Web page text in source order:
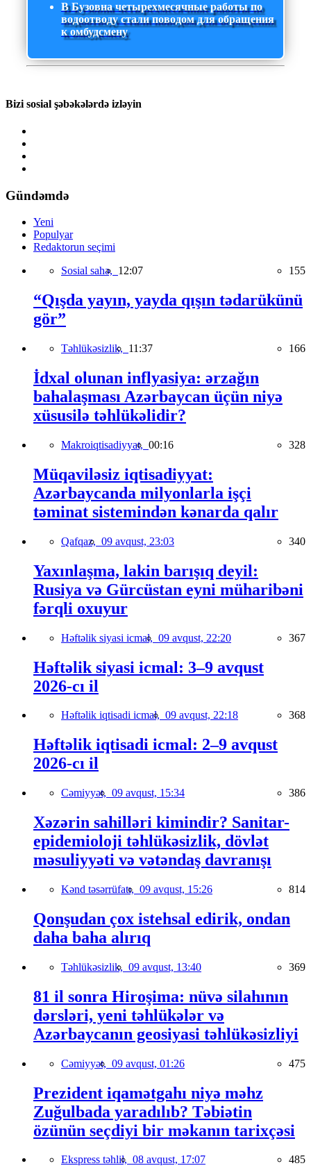
В Бузовна четырехмесячные работы по
водоотводу стали поводом для обращения
к омбудсмену
Bizi sosial şəbəkələrdə izləyin
Gündəmdə
Yeni
Populyar
Redaktorun seçimi
Sosial sahə, 12:07 155
“Qışda yayın, yayda qışın tədarükünü
gör”
Təhlükəsizlik, 11:37 166
İdxal olunan inflyasiya: ərzağın
bahalaşması Azərbaycan üçün niyə
xüsusilə təhlükəlidir?
Makroiqtisadiyyat, 00:16 328
Müqaviləsiz iqtisadiyyat:
Azərbaycanda milyonlarla işçi
təminat sistemindən kənarda qalır
Qafqaz, 09 avqust, 23:03 340
Yaxınlaşma, lakin barışıq deyil:
Rusiya və Gürcüstan eyni müharibəni
fərqli oxuyur
Həftəlik siyasi icmal, 09 avqust, 22:20 367
Həftəlik siyasi icmal: 3–9 avqust
2026-cı il
Həftəlik iqtisadi icmal, 09 avqust, 22:18 368
Həftəlik iqtisadi icmal: 2–9 avqust
2026-cı il
Cəmiyyət, 09 avqust, 15:34 386
Xəzərin sahilləri kimindir? Sanitar-
epidemioloji təhlükəsizlik, dövlət
məsuliyyəti və vətəndaş davranışı
Kənd təsərrüfatı, 09 avqust, 15:26 814
Qonşudan çox istehsal edirik, ondan
daha baha alırıq
Təhlükəsizlik, 09 avqust, 13:40 369
81 il sonra Hiroşima: nüvə silahının
dərsləri, yeni təhlükələr və
Azərbaycanın geosiyasi təhlükəsizliyi
Cəmiyyət, 09 avqust, 01:26 475
Prezident iqamətgahı niyə məhz
Zuğulbada yaradılıb? Təbiətin
özünün seçdiyi bir məkanın tarixçəsi
Ekspress təhlil, 08 avqust, 17:07 485